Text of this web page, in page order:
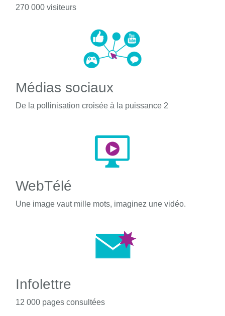
270 000 visiteurs
Médias sociaux
De la pollinisation croisée à la puissance 2
WebTélé
Une image vaut mille mots, imaginez une vidéo.
Infolettre
12 000 pages consultées